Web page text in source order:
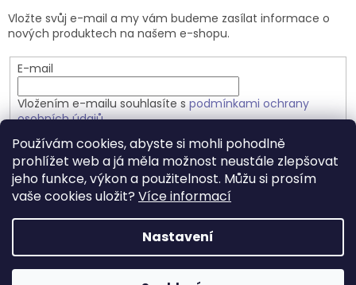
Používám cookies, abyste si mohli pohodlně
prohlížet web a já měla možnost neustále zlepšovat
jeho funkce, výkon a použitelnost. Můžu si prosím
vaše cookies uložit? Více informací
Nastavení
Vložte svůj e-mail a my vám budeme zasílat informace o
nových produktech na našem e-shopu.
E-mail
Vložením e-mailu souhlasíte s podmínkami ochrany
osobních údajů
PŘIHLÁSIT SE
Vytvořil Shoptet
Copyright 2026Přírodně a zdravě.cz. Všechna práva